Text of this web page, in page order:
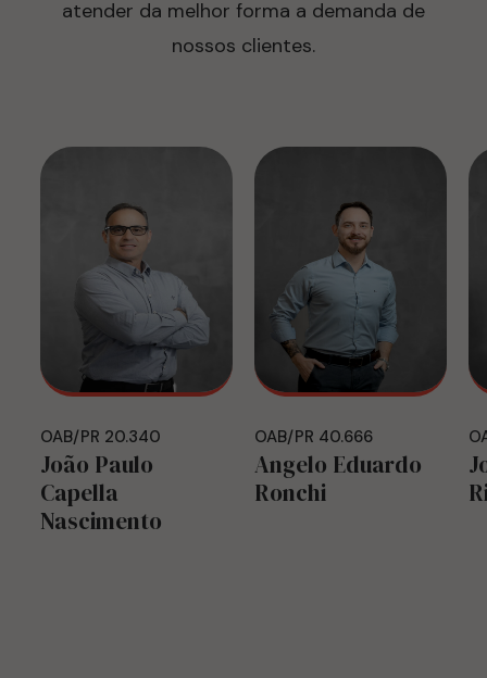
atender da melhor forma a demanda de
nossos clientes.
OAB/PR 20.340
João Paulo
Capella
Nascimento
OAB/PR 40.666
Angelo Eduardo
Ronchi